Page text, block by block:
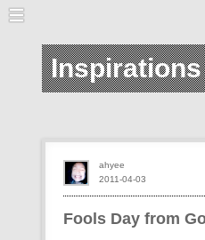
Inspirations
Fools Day from
2011-04-03
ahyee